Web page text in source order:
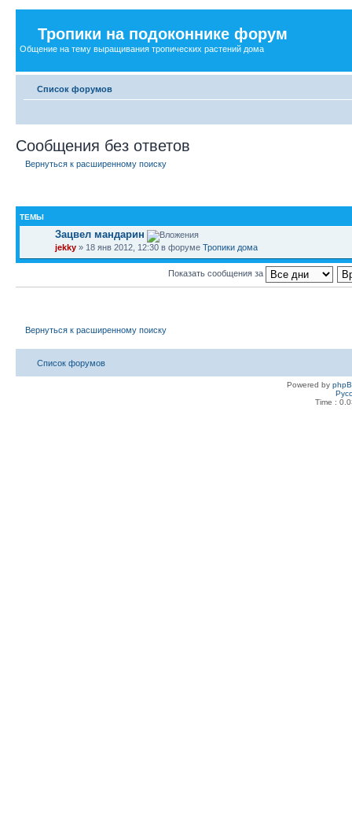
Тропики на подоконнике форум
Общение на тему выращивания тропических растений дома
Список форумов
Сообщения без ответов
Вернуться к расширенному поиску
ТЕМЫ
Зацвел мандарин
jekky » 18 янв 2012, 12:30 в форуме Тропики дома
Показать сообщения за
Вернуться к расширенному поиску
Список форумов
Powered by
Time :